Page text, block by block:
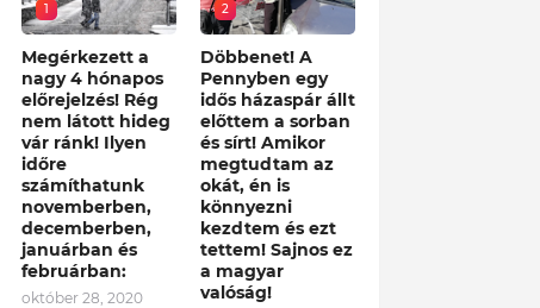
1
Megérkezett a
nagy 4 hónapos
előrejelzés! Rég
nem látott hideg
vár ránk! Ilyen
időre
számíthatunk
novemberben,
decemberben,
januárban és
februárban:
október 28, 2020
2
Döbbenet! A
Pennyben egy
idős házaspár állt
előttem a sorban
és sírt! Amikor
megtudtam az
okát, én is
könnyezni
kezdtem és ezt
tettem! Sajnos ez
a magyar
valóság!